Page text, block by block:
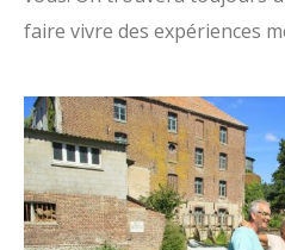
faire vivre des expériences